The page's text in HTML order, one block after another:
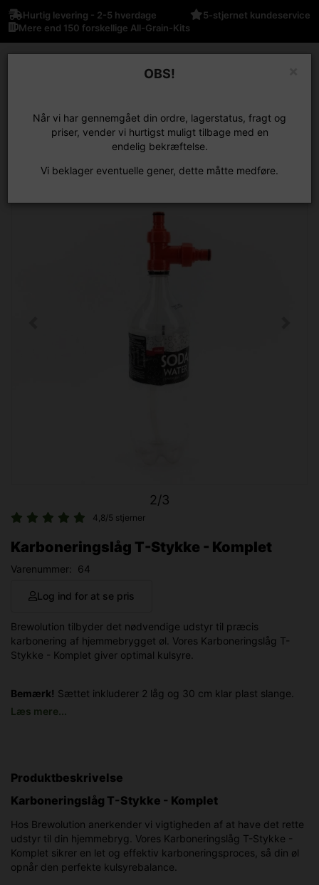
Hurtig levering - 2-5 hverdage
5-stjernet kundeservice
Mere end 150 forskellige All-Grain-Kits
2/3
4,8/5 stjerner
Karboneringslåg T-Stykke - Komplet
Varenummer: 64
Log ind for at se pris
Brewolution tilbyder det nødvendige udstyr til præcis
karbonering af hjemmebrygget øl. Vores Karboneringslåg T-
Stykke - Komplet giver optimal kulsyre.
Bemærk! Sættet inkluderer 2 låg og 30 cm klar plast slange.
Læs mere...
Produktbeskrivelse
Karboneringslåg T-Stykke - Komplet
Hos Brewolution anerkender vi vigtigheden af at have det rette
udstyr til din hjemmebryg. Vores Karboneringslåg T-Stykke -
Komplet sikrer en let og effektiv karboneringsproces, så din øl
opnår den perfekte kulsyrebalance.
OBS!
Når vi har gennemgået din ordre, lagerstatus, fragt og
priser, vender vi hurtigst muligt tilbage med en
endelig bekræftelse.
Vi beklager eventuelle gener, dette måtte medføre.